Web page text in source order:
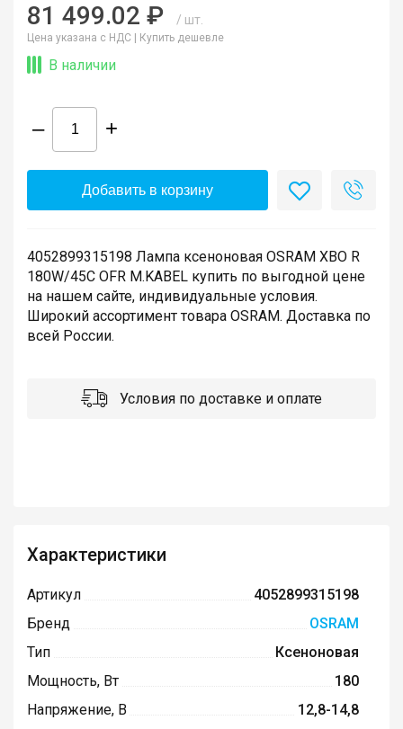
81 499.02 ₽ / шт.
Цена указана с НДС | Купить дешевле
В наличии
– +
Добавить в корзину
4052899315198 Лампа ксеноновая OSRAM XBO R
180W/45C OFR M.KABEL купить по выгодной цене
на нашем сайте, индивидуальные условия.
Широкий ассортимент товара OSRAM. Доставка по
всей России.
Условия по доставке и оплате
Характеристики
Артикул
4052899315198
Бренд
OSRAM
Тип
Ксеноновая
Мощность, Вт
180
Напряжение, В
12,8-14,8